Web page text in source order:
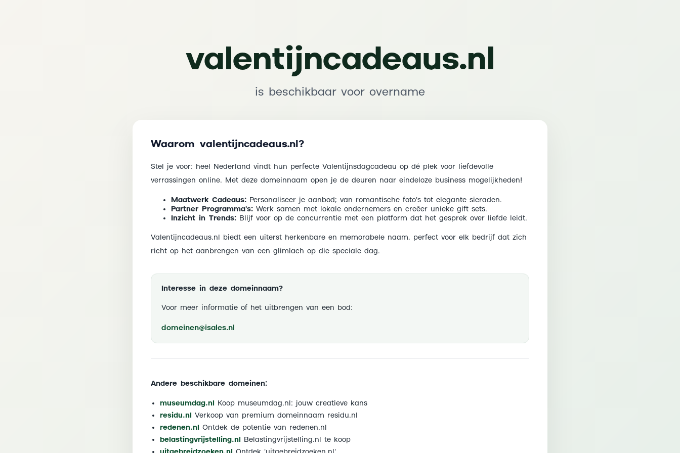
valentijncadeaus.nl
is beschikbaar voor overname
Waarom valentijncadeaus.nl?
Stel je voor: heel Nederland vindt hun perfecte Valentijnsdagcadeau op dé plek voor liefdevolle
verrassingen online. Met deze domeinnaam open je de deuren naar eindeloze business mogelijkheden!
Maatwerk Cadeaus: Personaliseer je aanbod; van romantische foto's tot elegante sieraden.
Partner Programma's: Werk samen met lokale ondernemers en creëer unieke gift sets.
Inzicht in Trends: Blijf voor op de concurrentie met een platform dat het gesprek over liefde leidt.
Valentijncadeaus.nl biedt een uiterst herkenbare en memorabele naam, perfect voor elk bedrijf dat zich
richt op het aanbrengen van een glimlach op die speciale dag.
Interesse in deze domeinnaam?
Voor meer informatie of het uitbrengen van een bod:
domeinen@isales.nl
Andere beschikbare domeinen:
museumdag.nl
Koop museumdag.nl: jouw creatieve kans
residu.nl
Verkoop van premium domeinnaam residu.nl
redenen.nl
Ontdek de potentie van redenen.nl
belastingvrijstelling.nl
Belastingvrijstelling.nl te koop